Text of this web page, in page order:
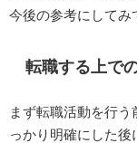
今後の参考にしてみ
転職する上で
まず転職活動を行
っかり明確にした後